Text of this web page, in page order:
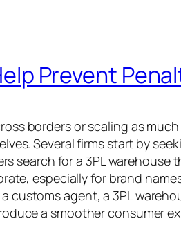
Prevent
borders or scaling as
Several firms start by
search for a 3PL
especially for brand
customs agent, a 3PL
a smoother consumer